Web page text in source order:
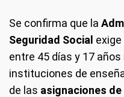
Se confirma que la
Seguridad Social
entre 45 días y 17
instituciones de
de las asignaciones de